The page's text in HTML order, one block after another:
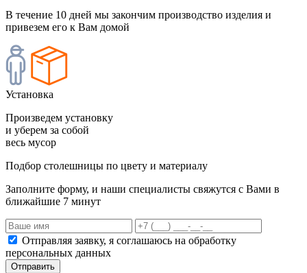
В течение 10 дней мы закончим производство изделия и
привезем его к Вам домой
Установка
Произведем установку
и уберем за собой
весь мусор
Подбор столешницы по цвету и материалу
Заполните форму, и наши специалисты свяжутся с Вами в
ближайшие 7 минут
Отправляя заявку, я соглашаюсь на обработку
персональных данных
Отправить